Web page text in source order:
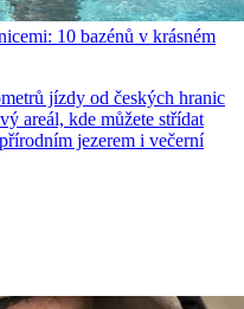
10 bazénů v krásném
jízdy od českých hranic
areál, kde můžete střídat
jezerem i večerní